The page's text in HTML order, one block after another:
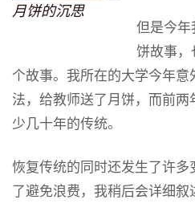
月饼的沉思
但是今年
饼故事，
个故事。我所在的大学今年
法，给教师送了月饼，而前
少几十年的传统。
恢复传统的同时还发生了许
了避免浪费，我稍后会详细叙